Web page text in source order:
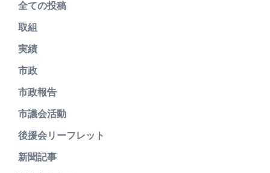
全ての投稿
取組
実績
市政
市政報告
市議会活動
後援会リーフレット
新聞記事